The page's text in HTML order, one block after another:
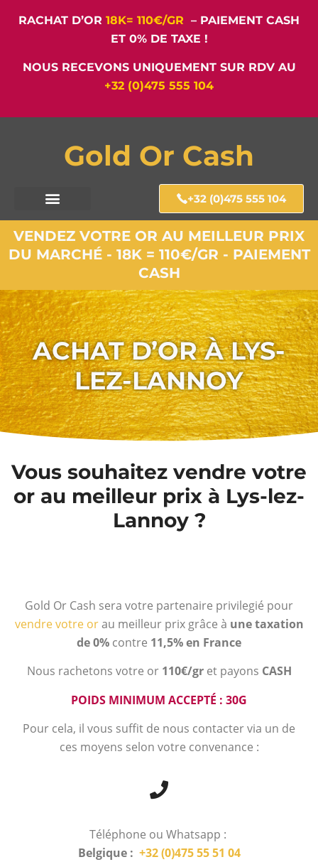
RACHAT D’OR 18K= 110€/GR – PAIEMENT CASH
ET 0% DE TAXE !
NOUS RECEVONS UNIQUEMENT SUR RDV AU
+32 (0)475 555 104
Gold Or Cash
+32 (0)475 555 104
VENDEZ VOTRE OR AU MEILLEUR PRIX
DU MARCHÉ - 18K = 110€/GR - PAIEMENT
CASH
ACHAT D’OR À LYS-
LEZ-LANNOY
Vous souhaitez vendre votre
or au meilleur prix à Lys-lez-
Lannoy ?
Gold Or Cash sera votre partenaire privilegié pour
vendre votre orau meilleur prix grâce à une taxation
de 0% contre 11,5% en France
Nous rachetons votre or 110€/gr et payons CASH
POIDS MINIMUM ACCEPTÉ : 30G
Pour cela, il vous suffit de nous contacter via un de
ces moyens selon votre convenance :
Téléphone ou Whatsapp :
Belgique : +32 (0)475 55 51 04